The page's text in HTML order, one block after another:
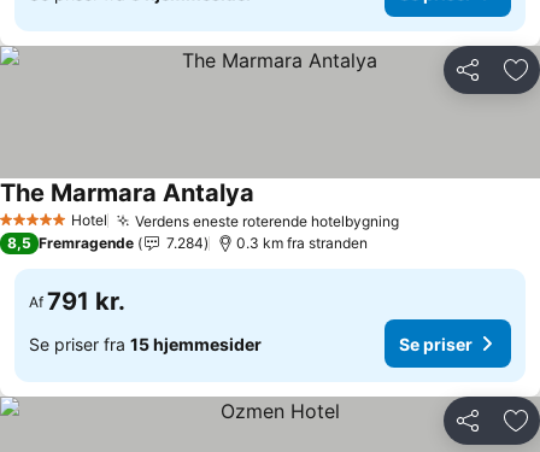
Del
5 Stjerner Hotel Verdens eneste roterende hotelbygning
The Marmara Antalya
8,5 Fremragende 7.284 0.3 km fra stranden
Af 791 kr.
Se priser fra 15 hjemmesider Se priser
Del